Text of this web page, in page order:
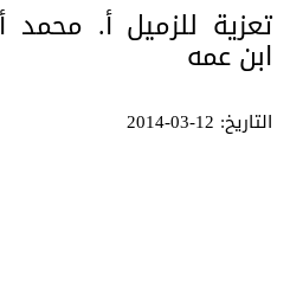
تعزية للزميل أ.
ابن عمه
التاريخ: 12-03-2014